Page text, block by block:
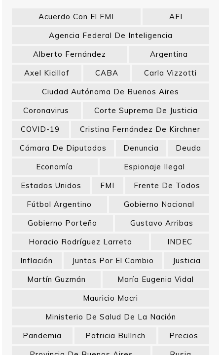
Acuerdo Con El FMI
AFI
Agencia Federal De Inteligencia
Alberto Fernández
Argentina
Axel Kicillof
CABA
Carla Vizzotti
Ciudad Autónoma De Buenos Aires
Coronavirus
Corte Suprema De Justicia
COVID-19
Cristina Fernández De Kirchner
Cámara De Diputados
Denuncia
Deuda
Economía
Espionaje Ilegal
Estados Unidos
FMI
Frente De Todos
Fútbol Argentino
Gobierno Nacional
Gobierno Porteño
Gustavo Arribas
Horacio Rodríguez Larreta
INDEC
Inflación
Juntos Por El Cambio
Justicia
Martín Guzmán
María Eugenia Vidal
Mauricio Macri
Ministerio De Salud De La Nación
Pandemia
Patricia Bullrich
Precios